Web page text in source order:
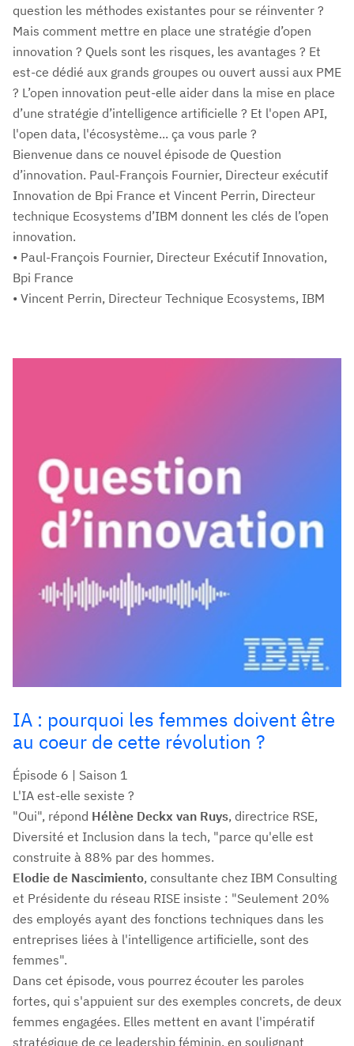
question les méthodes existantes pour se réinventer ?
Mais comment mettre en place une stratégie d’open
innovation ? Quels sont les risques, les avantages ? Et
est-ce dédié aux grands groupes ou ouvert aussi aux PME
? L’open innovation peut-elle aider dans la mise en place
d’une stratégie d’intelligence artificielle ? Et l'open API,
l'open data, l'écosystème... ça vous parle ?
Bienvenue dans ce nouvel épisode de Question
d’innovation. Paul-François Fournier, Directeur exécutif
Innovation de Bpi France et Vincent Perrin, Directeur
technique Ecosystems d’IBM donnent les clés de l’open
innovation.
• Paul-François Fournier, Directeur Exécutif Innovation,
Bpi France
• Vincent Perrin, Directeur Technique Ecosystems, IBM
IA : pourquoi les femmes doivent être
au coeur de cette révolution ?
Épisode 6 | Saison 1
L'IA est-elle sexiste ?
"Oui", répond Hélène Deckx van Ruys, directrice RSE,
Diversité et Inclusion dans la tech, "parce qu'elle est
construite à 88% par des hommes.
Elodie de Nascimiento, consultante chez IBM Consulting
et Présidente du réseau RISE insiste : "Seulement 20%
des employés ayant des fonctions techniques dans les
entreprises liées à l'intelligence artificielle, sont des
femmes".
Dans cet épisode, vous pourrez écouter les paroles
fortes, qui s'appuient sur des exemples concrets, de deux
femmes engagées. Elles mettent en avant l'impératif
stratégique de ce leadership féminin, en soulignant